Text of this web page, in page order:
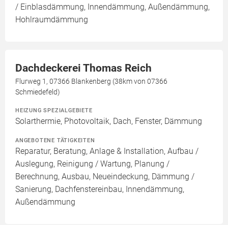
/ Einblasdämmung, Innendämmung, Außendämmung,
Hohlraumdämmung
Dachdeckerei Thomas Reich
Flurweg 1, 07366 Blankenberg (38km von 07366
Schmiedefeld)
HEIZUNG SPEZIALGEBIETE
Solarthermie, Photovoltaik, Dach, Fenster, Dämmung
ANGEBOTENE TÄTIGKEITEN
Reparatur, Beratung, Anlage & Installation, Aufbau /
Auslegung, Reinigung / Wartung, Planung /
Berechnung, Ausbau, Neueindeckung, Dämmung /
Sanierung, Dachfenstereinbau, Innendämmung,
Außendämmung